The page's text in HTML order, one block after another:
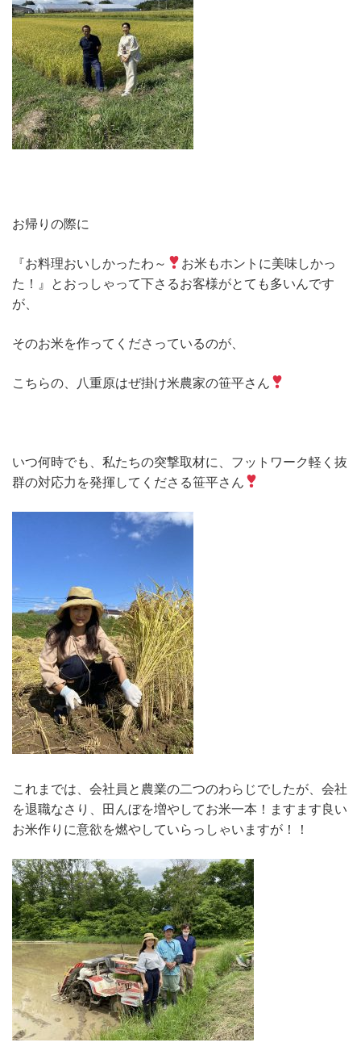
お帰りの際に
『お料理おいしかったわ～
お米もホントに美味しかっ
た！』とおっしゃって下さるお客様がとても多いんです
が、
そのお米を作ってくださっているのが、
こちらの、八重原はぜ掛け米農家の笹平さん
いつ何時でも、私たちの突撃取材に、フットワーク軽く抜
群の対応力を発揮してくださる笹平さん
これまでは、会社員と農業の二つのわらじでしたが、会社
を退職なさり、田んぼを増やしてお米一本！ますます良い
お米作りに意欲を燃やしていらっしゃいますが！！